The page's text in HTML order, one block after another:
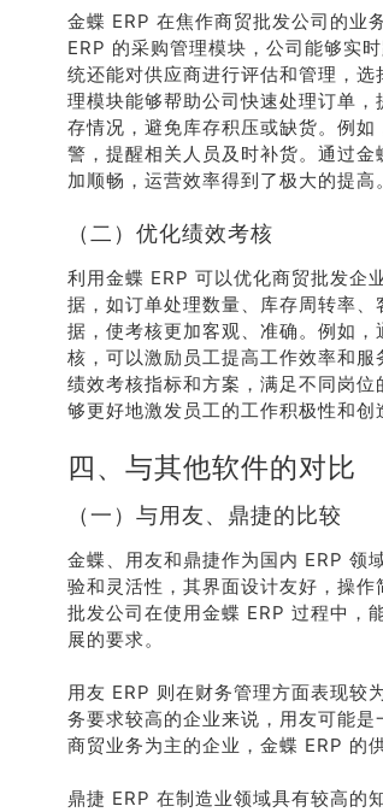
金蝶 ERP 在焦作商贸批发公司的业
ERP 的采购管理模块，公司能够实
统还能对供应商进行评估和管理，
理模块能够帮助公司快速处理订单
存情况，避免库存积压或缺货。例
警，提醒相关人员及时补货。通过
加顺畅，运营效率得到了极大的提高。
（二）优化绩效考核
利用金蝶 ERP 可以优化商贸批发企
据，如订单处理数量、库存周转率
据，使考核更加客观、准确。例如
核，可以激励员工提高工作效率和
绩效考核指标和方案，满足不同岗
够更好地激发员工的工作积极性和创
四、与其他软件的对比
（一）与用友、鼎捷的比较
金蝶、用友和鼎捷作为国内 ERP 领
验和灵活性，其界面设计友好，操
批发公司在使用金蝶 ERP 过程中，
展的要求。
用友 ERP 则在财务管理方面表现较
务要求较高的企业来说，用友可能
商贸业务为主的企业，金蝶 ERP 的
鼎捷 ERP 在制造业领域具有较高的